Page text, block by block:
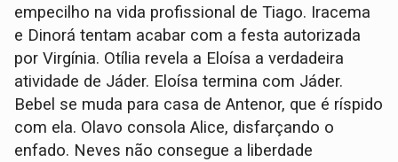
empecilho na vida profissional de Tiago. Iracema
e Dinorá tentam acabar com a festa autorizada
por Virgínia. Otília revela a Eloísa a verdadeira
atividade de Jáder. Eloísa termina com Jáder.
Bebel se muda para casa de Antenor, que é ríspido
com ela. Olavo consola Alice, disfarçando o
enfado. Neves não consegue a liberdade